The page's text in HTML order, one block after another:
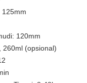
125mm
120mm
260ml (opsional)